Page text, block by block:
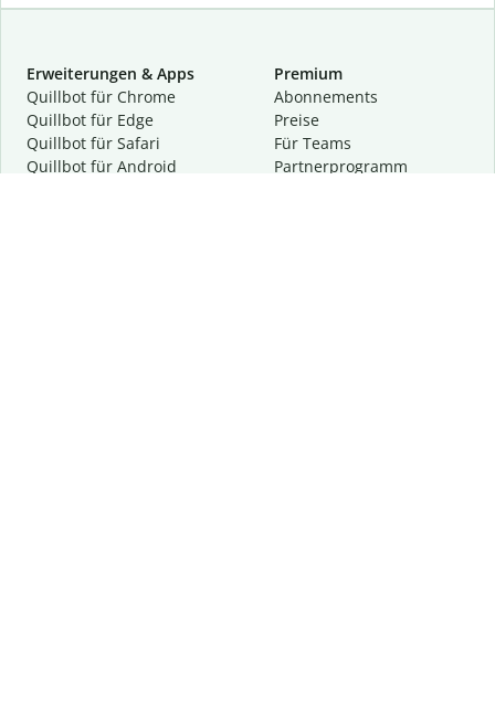
Erweiterungen & Apps
Quillbot für Chrome
Quillbot für Edge
Quillbot für Safari
Quillbot für Android
Premium
Abon­ne­ments
Preise
Für Teams
Partnerprogramm